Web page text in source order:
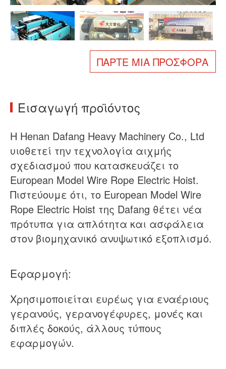
Σχετικά με εμάς
Νέα
Υπόθεση
Συχνές ερωτήσεις
Επικοινωνήστε μαζί μαςΠΆΡΤΕ ΜΙΑ ΠΡΟΣΦΟΡΆ
Εισαγωγή προϊόντος
Η Henan Dafang Heavy Machinery Co., Ltd
υιοθετεί την τεχνολογία αιχμής
σχεδιασμού που κατασκευάζει το
European Model Wire Rope Electric Hoist.
Πιστεύουμε ότι, το European Model Wire
Rope Electric Hoist της Dafang θέτει νέα
πρότυπα για απλότητα και ασφάλεια
στον βιομηχανικό ανυψωτικό εξοπλισμό.
Εφαρμογή:
Χρησιμοποιείται ευρέως για εναέριους
γερανούς, γερανογέφυρες, μονές και
διπλές δοκούς, άλλους τύπους
εφαρμογών.